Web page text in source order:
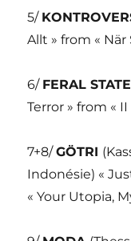
5/
Allt » from « När
6/ FERAL STATE
Terror » from « II
7+8/GÖTRI
Indonésie) «
« Your Utopia,